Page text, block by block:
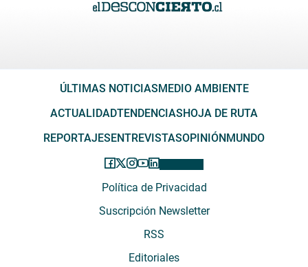
ÚLTIMAS NOTICIAS MEDIO AMBIENTE
ACTUALIDADTENDENCIAS HOJA DE RUTA
REPORTAJES ENTREVISTASOPINIÓN MUNDO
Política de Privacidad
Suscripción Newsletter
RSS
Editoriales